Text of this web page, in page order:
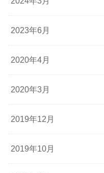
2023年6月
2020年4月
2020年3月
2019年12月
2019年10月